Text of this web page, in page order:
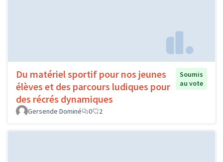
Du matériel sportif pour nos jeunes
élèves et des parcours ludiques pour
des récrés dynamiques
Soumis
au vote
Gersende Dominé 0 2